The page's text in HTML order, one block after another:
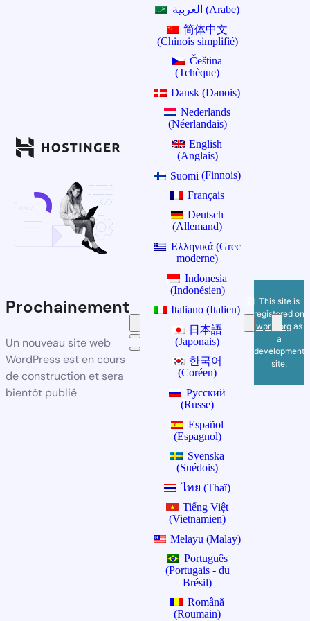
Prochainement
Un nouveau site web
WordPress est en cours
de construction et sera
bientôt publié
العربية (Arabe)
简体中文
(Chinois simplifié)
Čeština
(Tchèque)
Dansk (Danois)
Nederlands
(Néerlandais)
English
(Anglais)
Suomi (Finnois)
Français
Deutsch
(Allemand)
Ελληνικά(Grec
moderne)
Indonesia
(Indonésien)
Italiano (Italien)
日本語
(Japonais)
한국어
(Coréen)
Русский
(Russe)
Español
(Espagnol)
Svenska
(Suédois)
ไทย (Thaï)
Tiếng Việt
(Vietnamien)
Melayu (Malay)
Português
(Portugais - du
Brésil)
Română
(Roumain)
This site is
registered on
wpml.org as
a
development
site.